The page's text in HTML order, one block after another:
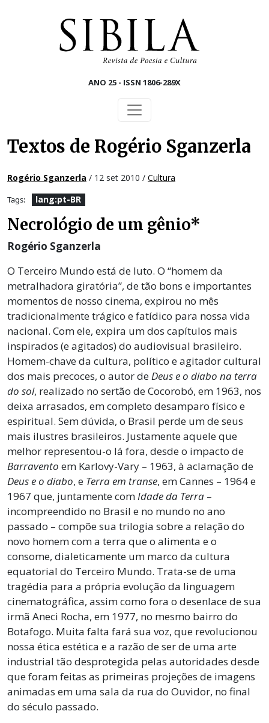
ANO 25 - ISSN 1806-289X
Textos de Rogério Sganzerla
Rogério Sganzerla / 12 set 2010 / Cultura
Tags: lang:pt-BR
Necrológio de um gênio*
Rogério Sganzerla
O Terceiro Mundo está de luto. O “homem da
metralhadora giratória”, de tão bons e importantes
momentos de nosso cinema, expirou no mês
tradicionalmente trágico e fatídico para nossa vida
nacional. Com ele, expira um dos capítulos mais
inspirados (e agitados) do audiovisual brasileiro.
Homem-chave da cultura, político e agitador cultural
dos mais precoces, o autor deDeus e o diabo na terra
do sol, realizado no sertão de Cocorobó, em 1963, nos
deixa arrasados, em completo desamparo físico e
espiritual. Sem dúvida, o Brasil perde um de seus
mais ilustres brasileiros. Justamente aquele que
melhor representou-o lá fora, desde o impacto de
Barravento em Karlovy-Vary – 1963, à aclamação de
Deus e o diabo, e Terra em transe, em Cannes – 1964 e
1967 que, juntamente comIdade da Terra –
incompreendido no Brasil e no mundo no ano
passado – compõe sua trilogia sobre a relação do
novo homem com a terra que o alimenta e o
consome, dialeticamente um marco da cultura
equatorial do Terceiro Mundo. Trata-se de uma
tragédia para a própria evolução da linguagem
cinematográfica, assim como fora o desenlace de sua
irmã Aneci Rocha, em 1977, no mesmo bairro do
Botafogo. Muita falta fará sua voz, que revolucionou
nossa ética estética e a razão de ser de uma arte
industrial tão desprotegida pelas autoridades desde
que foram feitas as primeiras projeções de imagens
animadas em uma sala da rua do Ouvidor, no final
do século passado.